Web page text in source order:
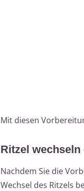
Mit diesen
Ritzel
Nachdem Sie die
Wechsel des Ritzels